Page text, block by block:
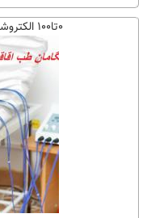
۰تا۱۰۰ الکتروشوک درمانی+(ECT) چیست؟